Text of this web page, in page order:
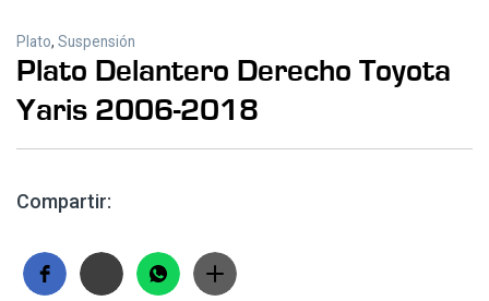
Plato, Suspensión
Plato Delantero Derecho Toyota
Yaris 2006-2018
Compartir: